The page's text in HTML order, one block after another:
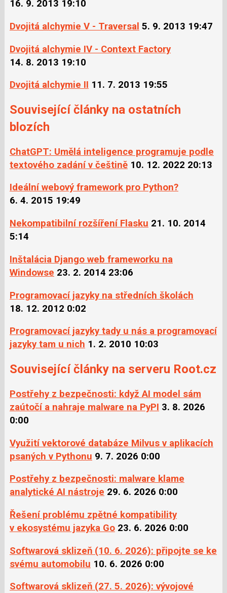
16. 9. 2013 19:10
Dvojitá alchymie V - Traversal 5. 9. 2013 19:47
Dvojitá alchymie IV - Context Factory
14. 8. 2013 19:10
Dvojitá alchymie II 11. 7. 2013 19:55
Související články na ostatních
blozích
ChatGPT: Umělá inteligence programuje podle
textového zadání v češtině 10. 12. 2022 20:13
Ideální webový framework pro Python?
6. 4. 2015 19:49
Nekompatibilní rozšíření Flasku 21. 10. 2014
5:14
Inštalácia Django web frameworku na
Windowse 23. 2. 2014 23:06
Programovací jazyky na středních školách
18. 12. 2012 0:02
Programovací jazyky tady u nás a programovací
jazyky tam u nich 1. 2. 2010 10:03
Související články na serveru Root.cz
Postřehy z bezpečnosti: když AI model sám
zaútočí a nahraje malware na PyPI 3. 8. 2026
0:00
Využití vektorové databáze Milvus v aplikacích
psaných v Pythonu 9. 7. 2026 0:00
Postřehy z bezpečnosti: malware klame
analytické AI nástroje 29. 6. 2026 0:00
Řešení problému zpětné kompatibility
v ekosystému jazyka Go 23. 6. 2026 0:00
Softwarová sklizeň (10. 6. 2026): připojte se ke
svému automobilu 10. 6. 2026 0:00
Softwarová sklizeň (27. 5. 2026): vývojové